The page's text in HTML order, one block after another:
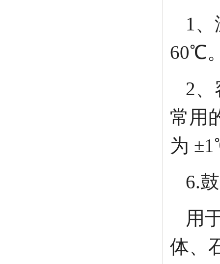
1
60℃
2、
常用
为
6.
用
体、